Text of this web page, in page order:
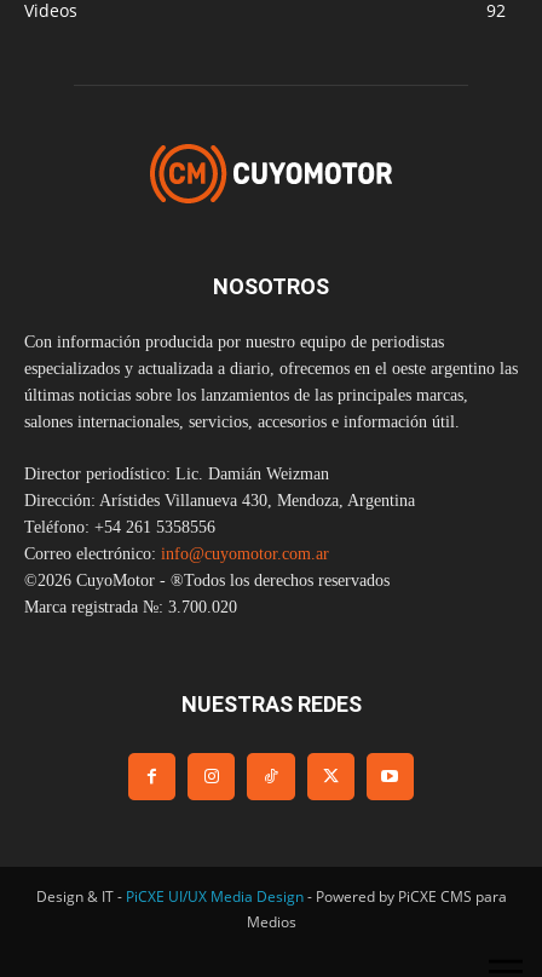
Videos
92
NOSOTROS
Con información producida por nuestro equipo de periodistas
especializados y actualizada a diario, ofrecemos en el oeste argentino las
últimas noticias sobre los lanzamientos de las principales marcas,
salones internacionales, servicios, accesorios e información útil.
Director periodístico: Lic. Damián Weizman
Dirección: Arístides Villanueva 430, Mendoza, Argentina
Teléfono: +54 261 5358556
Correo electrónico: info@cuyomotor.com.ar
©2026 CuyoMotor - ®Todos los derechos reservados
Marca registrada №: 3.700.020
NUESTRAS REDES
Design & IT - PiCXE UI/UX Media Design- Powered by PiCXE CMS para
Medios